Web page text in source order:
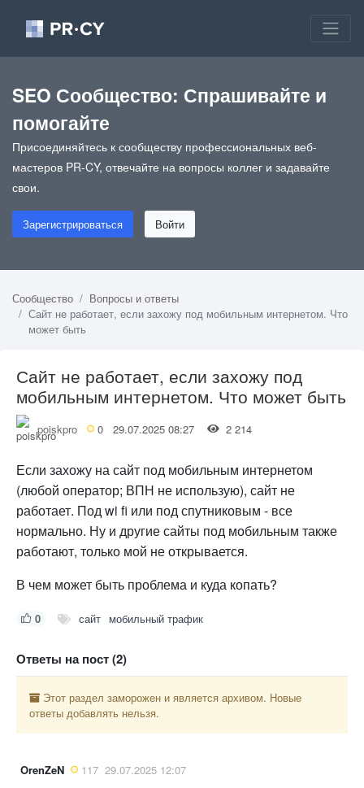
SEO Сообщество: Спрашивайте и
помогайте
Присоединяйтесь к сообществу профессиональных веб-
мастеров PR-CY, отвечайте на вопросы коллег и задавайте
свои.
Зарегистрироваться Войти
Сообщество
Вопросы и ответы
Сайт не работает, если захожу под мобильным интернетом. Что
может быть
Сайт не работает, если захожу под
мобильным интернетом. Что может быть
poiskpro 0 29.07.2025 08:27 2 214
Если захожу на сайт под мобильным интернетом
(любой оператор; ВПН не использую), сайт не
работает. Под wi fi или под спутниковым - все
нормально. Ну и другие сайты под мобильным также
работают, только мой не открывается.
В чем может быть проблема и куда копать?
0 сайт мобильный трафик
Ответы на пост (2)
Этот раздел заморожен и является архивом. Новые
ответы добавлять нельзя.
OrenZeN 117 29.07.2025 12:07